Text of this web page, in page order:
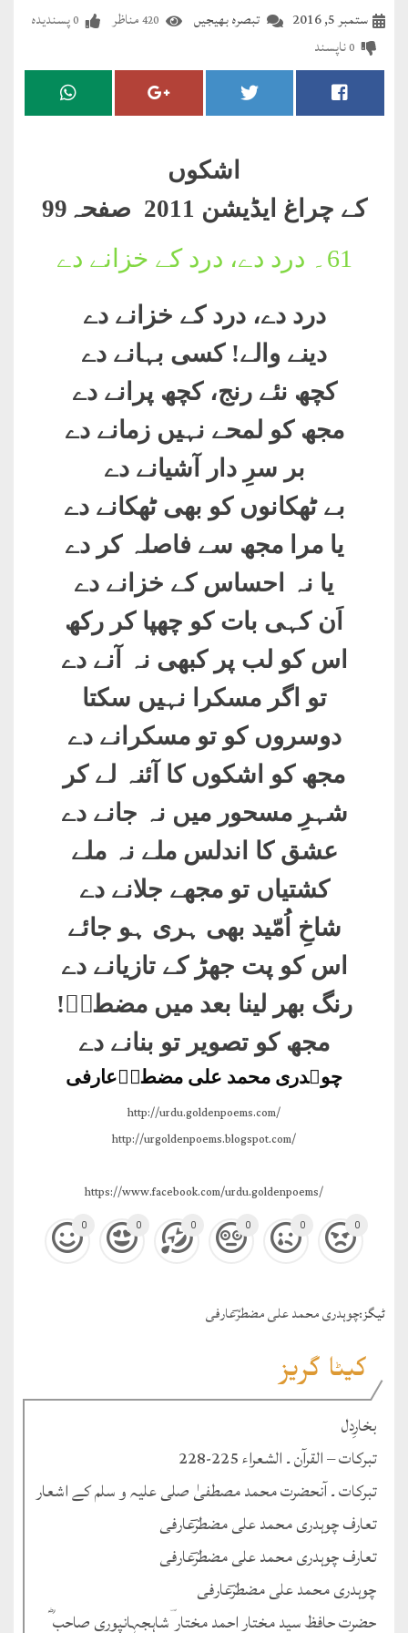
مضطرؔ
دستِ
درعدن
تبصرہ بھیجیں ستمبر 5, 2016 420مناظر 0پسندیدہ
0ناپسند
اشکوں
کے چراغ ایڈیشن 2011 صفحہ99
61۔ درد دے، درد کے خزانے دے
درد دے، درد کے خزانے دے
دینے والے! کسی بہانے دے
کچھ نئے رنج، کچھ پرانے دے
مجھ کو لمحے نہیں زمانے دے
بر سرِ دار آشیانے دے
بے ٹھکانوں کو بھی ٹھکانے دے
یا مرا مجھ سے فاصلہ کر دے
یا نہ احساس کے خزانے دے
اَن کہی بات کو چھپا کر رکھ
اس کو لب پر کبھی نہ آنے دے
تو اگر مسکرا نہیں سکتا
دوسروں کو تو مسکرانے دے
مجھ کو اشکوں کا آئنہ لے کر
شہرِ مسحور میں نہ جانے دے
عشق کا اندلس ملے نہ ملے
کشتیاں تو مجھے جلانے دے
شاخِ اُمّید بھی ہری ہو جائے
اس کو پت جھڑ کے تازیانے دے
رنگ بھر لینا بعد میں مضطرؔ!
مجھ کو تصویر تو بنانے دے
چوہدری محمد علی مضطرؔعارفی
http://urdu.goldenpoems.com/
http://urgoldenpoems.blogspot.com/
https://www.facebook.com/urdu.goldenpoems/
0 0 0 0 0 0
ٹيگز:چوہدری محمد علی مضطرؔعارفی
کیٹا گریز
بخارِدل
تبرکات – القرآن ۔ الشعراء 225-228
تبرکات ۔ آنحضرت محمد مصطفیٰ صلی علیہ و سلم کے اشعار
تعارف چوہدری محمد علی مضطرؔعارفی
تعارف چوہدری محمد علی مضطرؔعارفی
چوہدری محمد علی مضطرؔعارفی
حضرت حافظ سید مختار احمد مختار ؔشاہجہانپوری صاحب ؓ